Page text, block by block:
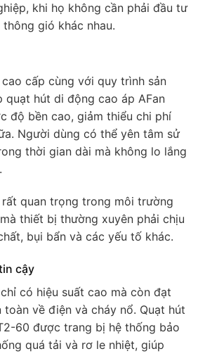
khi họ không cần phải đầu tư
gió khác nhau.
cấp cùng với quy trình sản
quạt hút di động cao áp AFan
độ bền cao, giảm thiểu chi phí
Người dùng có thể yên tâm sử
thời gian dài mà không lo lắng
quan trọng trong môi trường
thiết bị thường xuyên phải chịu
bụi bẩn và các yếu tố khác.
cậy
có hiệu suất cao mà còn đạt
toàn về điện và cháy nổ. Quạt hút
60 được trang bị hệ thống bảo
quá tải và rơ le nhiệt, giúp